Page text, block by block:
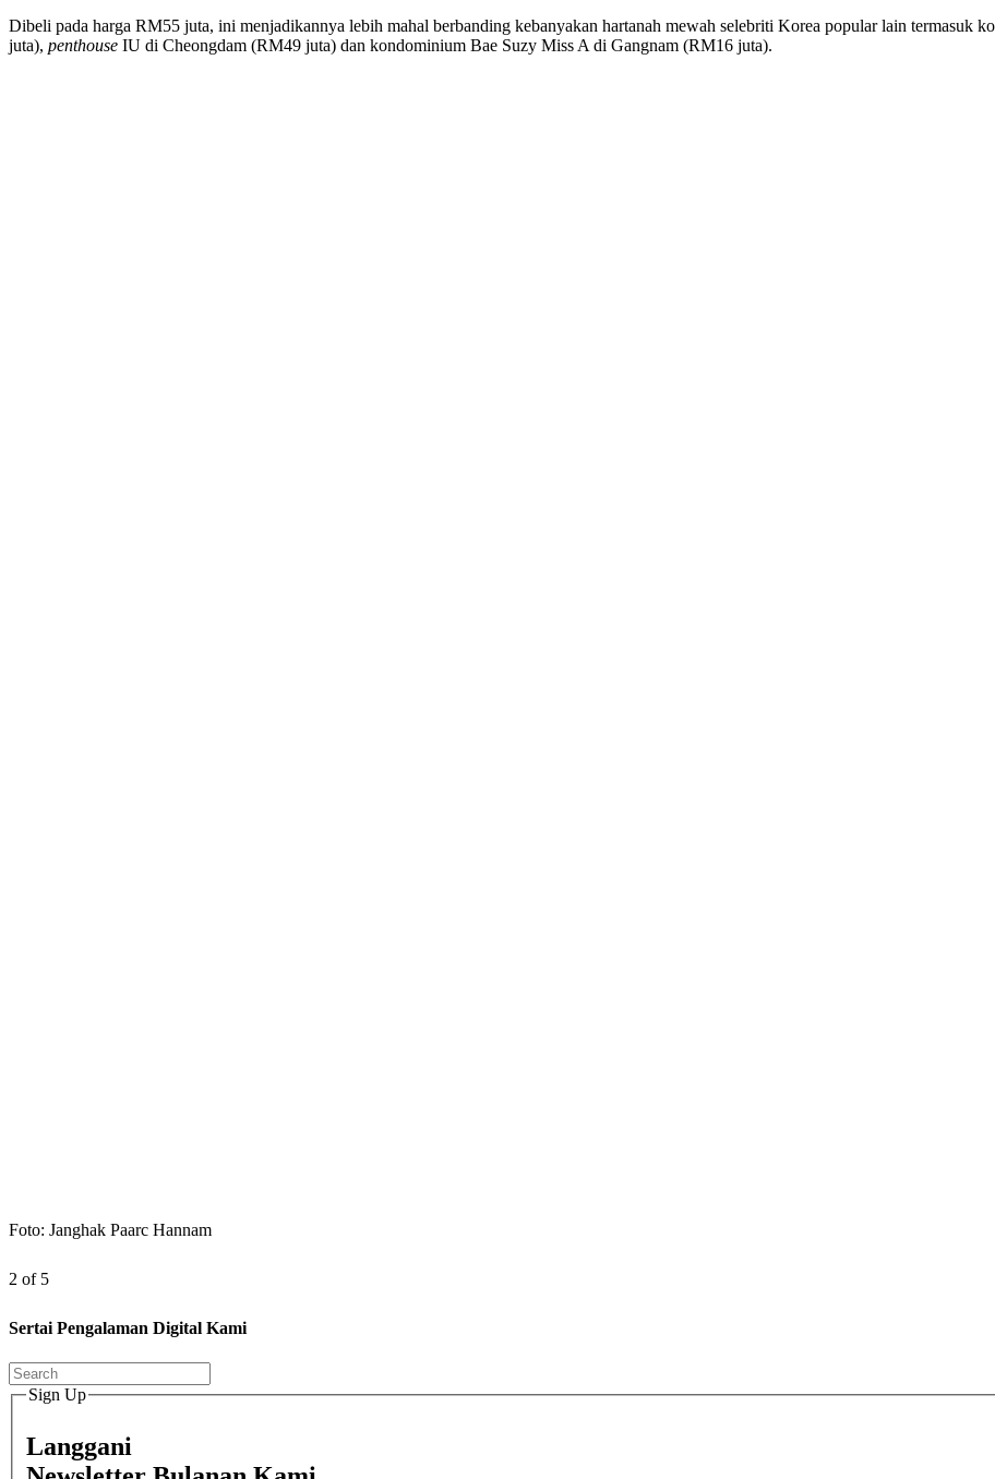
Dibeli pada harga RM55 juta, ini menjadikannya lebih mahal berbanding kebanyakan hartanah mewah selebriti Korea popular lain
juta), penthouse IU di Cheongdam (RM49 juta) dan kondominium Bae Suzy Miss A di Gangnam (RM16 juta).
Foto: Janghak Paarc Hannam
2 of 5
Sertai Pengalaman Digital Kami
Sign Up
Langgani